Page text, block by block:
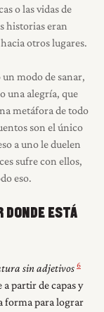
o las vidas de
historias eran
otros lugares.
modo de sanar,
una alegría, que
metáfora de todo
son el único
a uno le duelen
sufre con ellos,
eso.
DONDE ESTÁ
sin adjetivos 6
a partir de capas y
forma para lograr